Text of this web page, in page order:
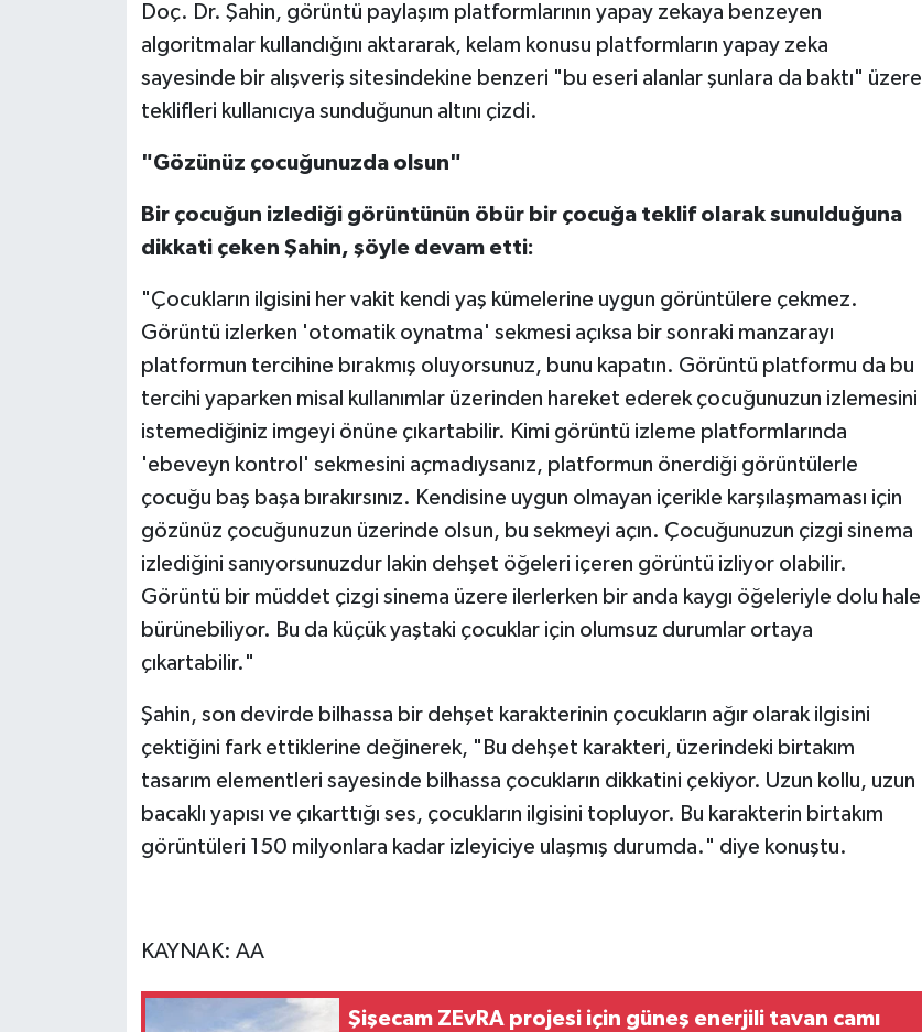
Doç. Dr. Şahin, görüntü paylaşım platformlarının yapay zekaya benzeyen
algoritmalar kullandığını aktararak, kelam konusu platformların yapay zeka
sayesinde bir alışveriş sitesindekine benzeri "bu eseri alanlar şunlara da baktı" üzere
teklifleri kullanıcıya sunduğunun altını çizdi.
"Gözünüz çocuğunuzda olsun"
Bir çocuğun izlediği görüntünün öbür bir çocuğa teklif olarak sunulduğuna
dikkati çeken Şahin, şöyle devam etti:
"Çocukların ilgisini her vakit kendi yaş kümelerine uygun görüntülere çekmez.
Görüntü izlerken 'otomatik oynatma' sekmesi açıksa bir sonraki manzarayı
platformun tercihine bırakmış oluyorsunuz, bunu kapatın. Görüntü platformu da bu
tercihi yaparken misal kullanımlar üzerinden hareket ederek çocuğunuzun izlemesini
istemediğiniz imgeyi önüne çıkartabilir. Kimi görüntü izleme platformlarında
'ebeveyn kontrol' sekmesini açmadıysanız, platformun önerdiği görüntülerle
çocuğu baş başa bırakırsınız. Kendisine uygun olmayan içerikle karşılaşmaması için
gözünüz çocuğunuzun üzerinde olsun, bu sekmeyi açın. Çocuğunuzun çizgi sinema
izlediğini sanıyorsunuzdur lakin dehşet öğeleri içeren görüntü izliyor olabilir.
Görüntü bir müddet çizgi sinema üzere ilerlerken bir anda kaygı öğeleriyle dolu hale
bürünebiliyor. Bu da küçük yaştaki çocuklar için olumsuz durumlar ortaya
çıkartabilir."
Şahin, son devirde bilhassa bir dehşet karakterinin çocukların ağır olarak ilgisini
çektiğini fark ettiklerine değinerek, "Bu dehşet karakteri, üzerindeki birtakım
tasarım elementleri sayesinde bilhassa çocukların dikkatini çekiyor. Uzun kollu, uzun
bacaklı yapısı ve çıkarttığı ses, çocukların ilgisini topluyor. Bu karakterin birtakım
görüntüleri 150 milyonlara kadar izleyiciye ulaşmış durumda." diye konuştu.
KAYNAK: AA
Şişecam ZEvRA projesi için güneş enerjili tavan camı